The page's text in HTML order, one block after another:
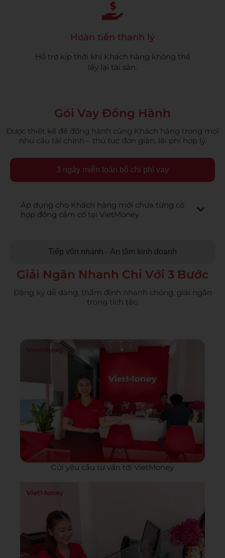
Hoàn tiền thanh lý
Hỗ trợ kịp thời khi Khách hàng không thể
lấy lại tài sản.
Gói Vay Đồng Hành
Được thiết kế để đồng hành cùng Khách hàng trong mọi
nhu cầu tài chính – thủ tục đơn giản, lãi phí hợp lý.
3 ngày miễn toàn bộ chi phí vay
Tiếp vốn nhanh - An tâm kinh doanh
Áp dụng cho Khách hàng mới chưa từng có
hợp đồng cầm cố tại VietMoney
Giải Ngân Nhanh Chỉ Với 3 Bước
Đăng ký dễ dàng, thẩm định nhanh chóng, giải ngân
trong tích tắc.
Gửi yêu cầu tư vấn tới VietMoney.